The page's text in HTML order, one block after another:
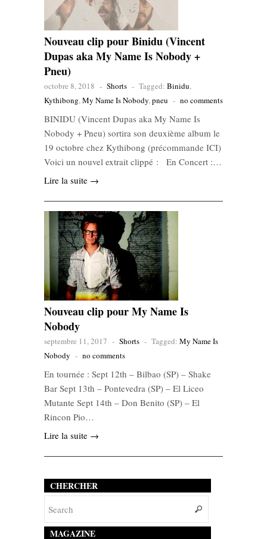
Nouveau clip pour Binidu (Vincent
Dupas aka My Name Is Nobody +
Pneu)
octobre 8, 2018 - Shorts - Tagged: Binidu,
Kythibong,My Name Is Nobody,pneu - no comments
BINIDU (Vincent Dupas aka My Name Is
Nobody + Pneu) sortira son deuxième album le
19 octobre chez Kythibong (précommande ICI)
Voici un nouvel extrait clippé : En Concert :…
Lire la suite →
Nouveau clip pour My Name Is
Nobody
septembre 11, 2017 - Shorts - Tagged: My Name Is
Nobody - no comments
En tournée : Sept 12th – Bilbao (SP) – Shake
Bar Sept 13th – Pontevedra (SP) – El Liceo
Mutante Sept 14th – Don Benito (SP) – El
Rincon Pio…
Lire la suite →
CHERCHER
MAGAZINE